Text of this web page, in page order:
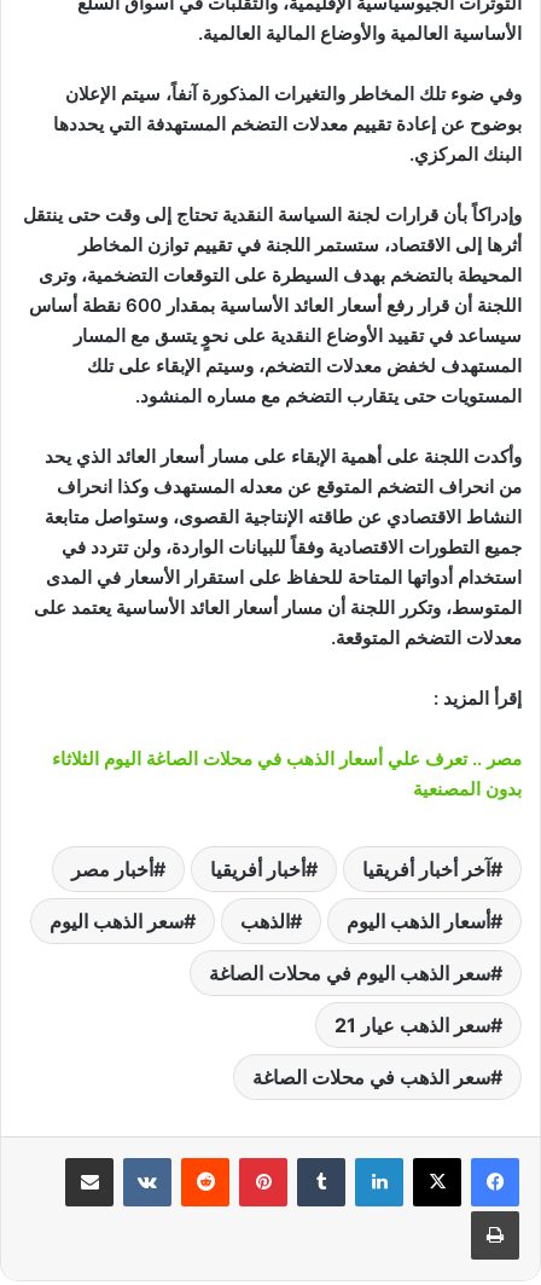
الأساسية العالمية والأوضاع المالية العالمية.
وفي ضوء تلك المخاطر والتغيرات المذكورة آنفاً، سيتم الإعلان
بوضوح عن إعادة تقييم معدلات التضخم المستهدفة التي يحددها
البنك المركزي.
وإدراكاً بأن قرارات لجنة السياسة النقدية تحتاج إلى وقت حتى ينتقل
أثرها إلى الاقتصاد، ستستمر اللجنة في تقييم توازن المخاطر
المحيطة بالتضخم بهدف السيطرة على التوقعات التضخمية، وترى
اللجنة أن قرار رفع أسعار العائد الأساسية بمقدار 600 نقطة أساس
سيساعد في تقييد الأوضاع النقدية على نحوٍ يتسق مع المسار
المستهدف لخفض معدلات التضخم، وسيتم الإبقاء على تلك
المستويات حتى يتقارب التضخم مع مساره المنشود.
وأكدت اللجنة على أهمية الإبقاء على مسار أسعار العائد الذي يحد
من انحراف التضخم المتوقع عن معدله المستهدف وكذا انحراف
النشاط الاقتصادي عن طاقته الإنتاجية القصوى، وستواصل متابعة
جميع التطورات الاقتصادية وفقاً للبيانات الواردة، ولن تتردد في
استخدام أدواتها المتاحة للحفاظ على استقرار الأسعار في المدى
المتوسط، وتكرر اللجنة أن مسار أسعار العائد الأساسية يعتمد على
معدلات التضخم المتوقعة.
إقرأ المزيد :
مصر .. تعرف علي أسعار الذهب في محلات الصاغة اليوم الثلاثاء
بدون المصنعية
آخر أخبار أفريقيا أخبار أفريقيا أخبار مصر
أسعار الذهب اليوم الذهب سعر الذهب اليوم
سعر الذهب اليوم في محلات الصاغة
سعر الذهب عيار 21
سعر الذهب في محلات الصاغة
لينكدإن بينتيريست